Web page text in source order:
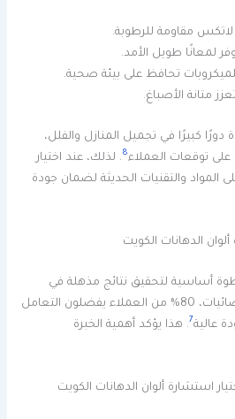
مقاومة للرطوبة.
لمعانًا طويل الأمد.
تحافظ على بيئة صحية.
متانة الأصباغ.
دورًا كبيرًا في تجميل المنازل والفلل،
على توقعات العملاء8. لذلك، عند اختيار
المواد والتقنيات الحديثة لضمان جودة
الدهانات الكويت
أساسية لتحقيق نتائج مذهلة في
التصميم الداخلي. وفقًا للإحصائيات، 80% من العملاء يفضلون التعامل
عالية7. هذا يؤكد أهمية الخبرة
استشارة ألوان الدهانات الكويت